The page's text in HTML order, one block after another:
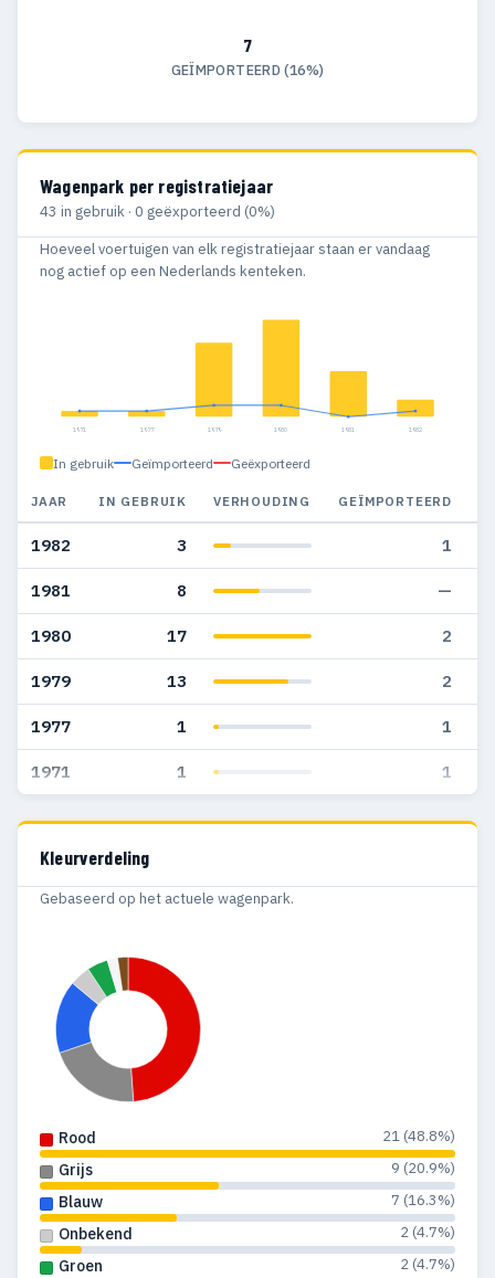
7
GEÏMPORTEERD (16%)
Wagenpark per registratiejaar
43 in gebruik · 0 geëxporteerd (0%)
Hoeveel voertuigen van elk registratiejaar staan er vandaag
nog actief op een Nederlands kenteken.
1971 1977 1979 1980 1981 1982
In gebruik Geïmporteerd Geëxporteerd
JAAR IN GEBRUIK VERHOUDING GEÏMPORTEERD
1982 3 1
1981 8 —
1980 17 2
1979 13 2
1977 1 1
1971 1 1
Kleurverdeling
Gebaseerd op het actuele wagenpark.
Rood 21 (48.8%)
Grijs 9 (20.9%)
Blauw 7 (16.3%)
Onbekend 2 (4.7%)
Groen 2 (4.7%)